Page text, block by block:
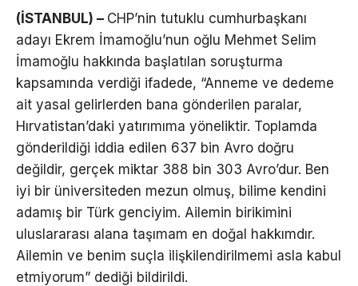
(İSTANBUL) – CHP’nin tutuklu cumhurbaşkanı
adayı Ekrem İmamoğlu’nun oğlu Mehmet Selim
İmamoğlu hakkında başlatılan soruşturma
kapsamında verdiği ifadede, “Anneme ve dedeme
ait yasal gelirlerden bana gönderilen paralar,
Hırvatistan’daki yatırımıma yöneliktir. Toplamda
gönderildiği iddia edilen 637 bin Avro doğru
değildir, gerçek miktar 388 bin 303 Avro’dur. Ben
iyi bir üniversiteden mezun olmuş, bilime kendini
adamış bir Türk genciyim. Ailemin birikimini
uluslararası alana taşımam en doğal hakkımdır.
Ailemin ve benim suçla ilişkilendirilmemi asla kabul
etmiyorum” dediği bildirildi.